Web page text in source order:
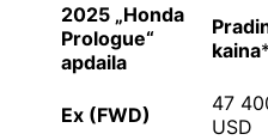
2025 „Honda
Prologue“
apdaila
kaina*
Ex (FWD)
47
USD